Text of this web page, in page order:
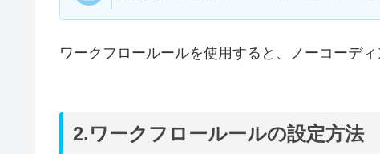
ワークフロールールを使用すると、ノーコーデ
2.ワークフロールールの設定方法